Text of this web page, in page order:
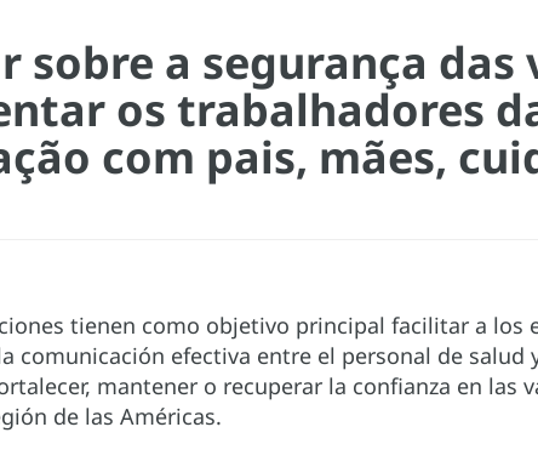
sobre a segurança das
os trabalhadores
com pais, mães,
tienen como objetivo principal facilitar a los
comunicación efectiva entre el personal de salud
mantener o recuperar la confianza en las
de las Américas.